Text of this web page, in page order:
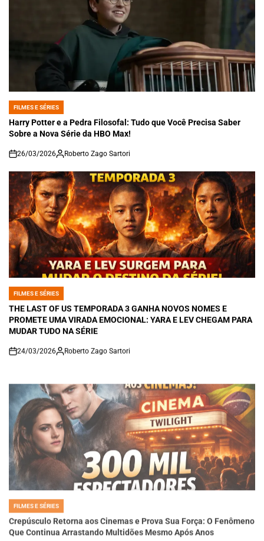
POSTED
IN
FILMES E SÉRIES
Harry Potter e a Pedra Filosofal: Tudo que Você Precisa Saber
Sobre a Nova Série da HBO Max!
on
26/03/2026 Roberto Zago Sartori
POSTED
IN
FILMES E SÉRIES
THE LAST OF US TEMPORADA 3 GANHA NOVOS NOMES E
PROMETE UMA VIRADA EMOCIONAL: YARA E LEV CHEGAM PARA
MUDAR TUDO NA SÉRIE
on
24/03/2026 Roberto Zago Sartori
FILMES E SÉRIES
Crepúsculo Retorna aos Cinemas e Prova Sua Força: O Fenômeno
Que Continua Arrastando Multidões Mesmo Após Anos
24/03/2026 Thaisa Zago Sartori